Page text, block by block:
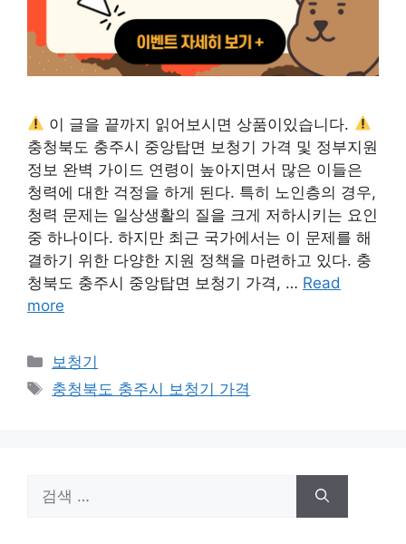
이 글을 끝까지 읽어보시면 상품이있습니다.
충청북도 충주시 중앙탑면 보청기 가격 및 정부지원
정보 완벽 가이드 연령이 높아지면서 많은 이들은
청력에 대한 걱정을 하게 된다. 특히 노인층의 경우,
청력 문제는 일상생활의 질을 크게 저하시키는 요인
중 하나이다. 하지만 최근 국가에서는 이 문제를 해
결하기 위한 다양한 지원 정책을 마련하고 있다. 충
청북도 충주시 중앙탑면 보청기 가격, … Read
more
카
테
고
보청기
태
충청북도 충주시 보청기 가격
색: